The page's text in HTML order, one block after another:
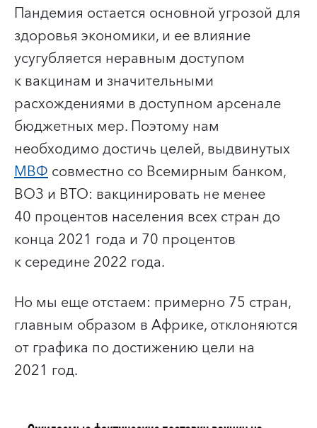
Пандемия остается основной угрозой для
здоровья экономики, и ее влияние
усугубляется неравным доступом
к вакцинам и значительными
расхождениями в доступном арсенале
бюджетных мер. Поэтому нам
необходимо достичь целей, выдвинутых
МВФсовместно со Всемирным банком,
ВОЗ и ВТО: вакцинировать не менее
40 процентов населения всех стран до
конца 2021 года и 70 процентов
к середине 2022 года.
Но мы еще отстаем: примерно 75 стран,
главным образом в Африке, отклоняются
от графика по достижению цели на
2021 год.